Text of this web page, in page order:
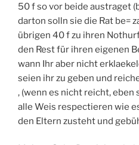
50 f so vor beide austraget
darton solln sie die Rat be=
übrigen 40 f zu ihren
den Rest für ihren eigenen
wann Ihr aber nicht
seien ihr zu geben und
, (wenn es nicht reicht, eben
alle Weis respectieren wie
den Eltern zusteht und